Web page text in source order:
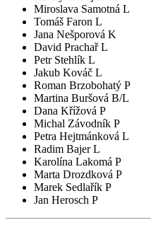
Miroslava Samotná L
Tomáš Faron L
Jana Nešporová K
David Prachař L
Petr Stehlík L
Jakub Kováč L
Roman Brzobohatý P
Martina Buršová B/L
Dana Křížová P
Michal Závodník P
Petra Hejtmánková L
Radim Bajer L
Karolína Lakomá P
Marta Drozdková P
Marek Sedlařík P
Jan Herosch P